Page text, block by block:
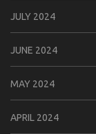
JULY 2024
JUNE 2024
MAY 2024
APRIL 2024